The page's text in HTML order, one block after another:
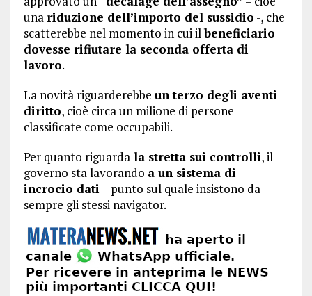
una riduzione dell’importo del sussidio -, che
scatterebbe nel momento in cui ilbeneficiario
dovesse rifiutare la seconda offerta di
lavoro.
La novità riguarderebbe un terzo degli aventi
diritto, cioè circa un milione di persone
classificate come occupabili.
Per quanto riguardala stretta sui controlli, il
governo sta lavorando a un sistema di
incrocio dati – punto sul quale insistono da
sempre gli stessi navigator.